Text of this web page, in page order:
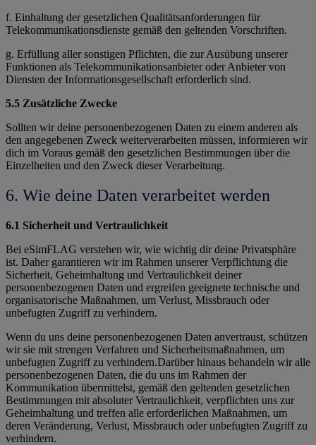
f. Einhaltung der gesetzlichen Qualitätsanforderungen für
Telekommunikationsdienste gemäß den geltenden Vorschriften.
g. Erfüllung aller sonstigen Pflichten, die zur Ausübung unserer
Funktionen als Telekommunikationsanbieter oder Anbieter von
Diensten der Informationsgesellschaft erforderlich sind.
5.5 Zusätzliche Zwecke
Sollten wir deine personenbezogenen Daten zu einem anderen als
den angegebenen Zweck weiterverarbeiten müssen, informieren wir
dich im Voraus gemäß den gesetzlichen Bestimmungen über die
Einzelheiten und den Zweck dieser Verarbeitung.
6. Wie deine Daten verarbeitet werden
6.1 Sicherheit und Vertraulichkeit
Bei eSimFLAG verstehen wir, wie wichtig dir deine Privatsphäre
ist. Daher garantieren wir im Rahmen unserer Verpflichtung die
Sicherheit, Geheimhaltung und Vertraulichkeit deiner
personenbezogenen Daten und ergreifen geeignete technische und
organisatorische Maßnahmen, um Verlust, Missbrauch oder
unbefugten Zugriff zu verhindern.
Wenn du uns deine personenbezogenen Daten anvertraust, schützen
wir sie mit strengen Verfahren und Sicherheitsmaßnahmen, um
unbefugten Zugriff zu verhindern.Darüber hinaus behandeln wir alle
personenbezogenen Daten, die du uns im Rahmen der
Kommunikation übermittelst, gemäß den geltenden gesetzlichen
Bestimmungen mit absoluter Vertraulichkeit, verpflichten uns zur
Geheimhaltung und treffen alle erforderlichen Maßnahmen, um
deren Veränderung, Verlust, Missbrauch oder unbefugten Zugriff zu
verhindern.